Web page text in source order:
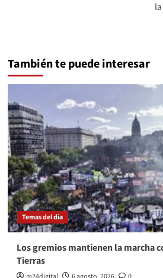
También te puede interesar
Temas del dia
Los gremios mantienen la marcha
Tierras